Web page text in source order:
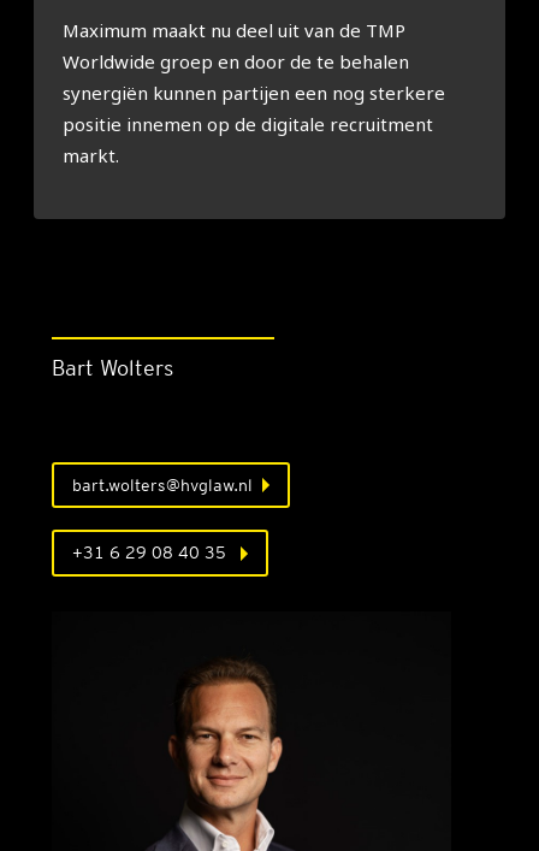
Maximum maakt nu deel uit van de TMP
Worldwide groep en door de te behalen
synergiën kunnen partijen een nog sterkere
positie innemen op de digitale recruitment
markt.
Bart Wolters
bart.wolters@hvglaw.nl
+31 6 29 08 40 35